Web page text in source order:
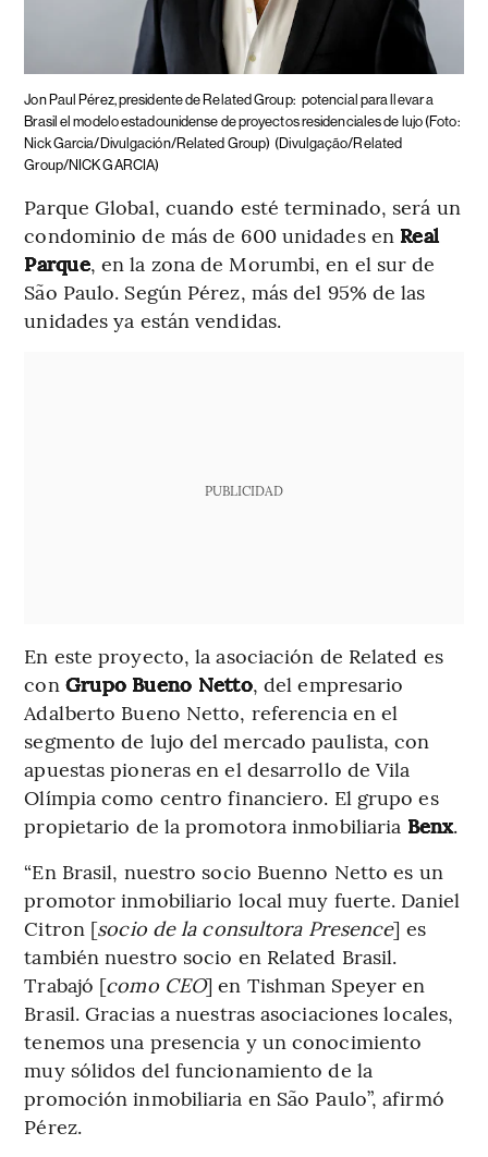
Jon Paul Pérez, presidente de Related Group: potencial para llevar a
Brasil el modelo estadounidense de proyectos residenciales de lujo (Foto:
Nick Garcia/Divulgación/Related Group) (Divulgação/Related
Group/NICK GARCIA)
Parque Global, cuando esté terminado, será un
condominio de más de 600 unidades en Real
Parque, en la zona de Morumbi, en el sur de
São Paulo. Según Pérez, más del 95% de las
unidades ya están vendidas.
PUBLICIDAD
En este proyecto, la asociación de Related es
con Grupo Bueno Netto, del empresario
Adalberto Bueno Netto, referencia en el
segmento de lujo del mercado paulista, con
apuestas pioneras en el desarrollo de Vila
Olímpia como centro financiero. El grupo es
propietario de la promotora inmobiliaria Benx.
“En Brasil, nuestro socio Buenno Netto es un
promotor inmobiliario local muy fuerte. Daniel
Citron [socio de la consultora Presence] es
también nuestro socio en Related Brasil.
Trabajó [como CEO] en Tishman Speyer en
Brasil. Gracias a nuestras asociaciones locales,
tenemos una presencia y un conocimiento
muy sólidos del funcionamiento de la
promoción inmobiliaria en São Paulo”, afirmó
Pérez.